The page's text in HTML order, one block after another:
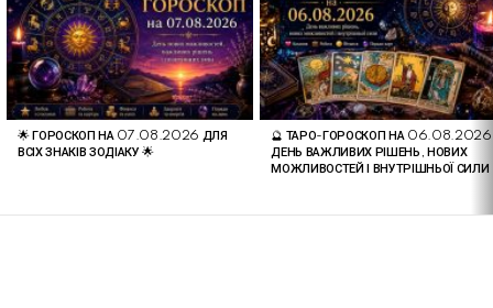
СТАТТІ
🌟 ГОРОСКОП НА 07.08.2026 ДЛЯ
ВСІХ ЗНАКІВ ЗОДІАКУ 🌟
🔮 ТАРО-ГОРОСКОП НА
ДЕНЬ ВАЖЛИВИХ РІШЕНЬ, НОВИХ
МОЖЛИВОСТЕЙ І ВНУТРІШНЬОЇ СИЛИ